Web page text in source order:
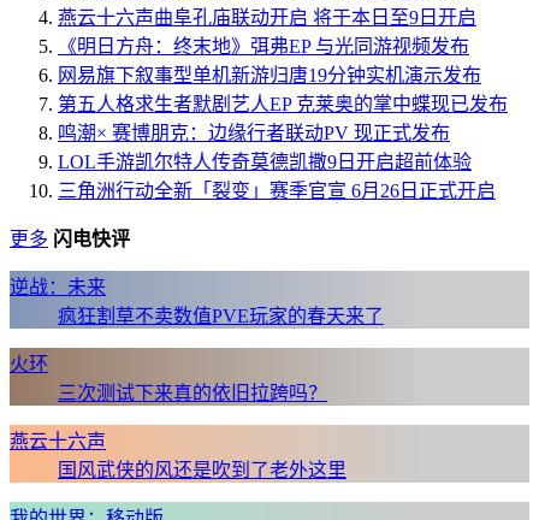
燕云十六声曲阜孔庙联动开启 将于本日至9日开启
《明日方舟：终末地》弭弗EP 与光同游视频发布
网易旗下叙事型单机新游归唐19分钟实机演示发布
第五人格求生者默剧艺人EP 克莱奥的掌中蝶现已发布
鸣潮× 赛博朋克：边缘行者联动PV 现正式发布
LOL手游凯尔特人传奇莫德凯撒9日开启超前体验
三角洲行动全新「裂变」赛季官宣 6月26日正式开启
更多 闪电快评
逆战：未来
疯狂割草不卖数值PVE玩家的春天来了
火环
三次测试下来真的依旧拉跨吗？
燕云十六声
国风武侠的风还是吹到了老外这里